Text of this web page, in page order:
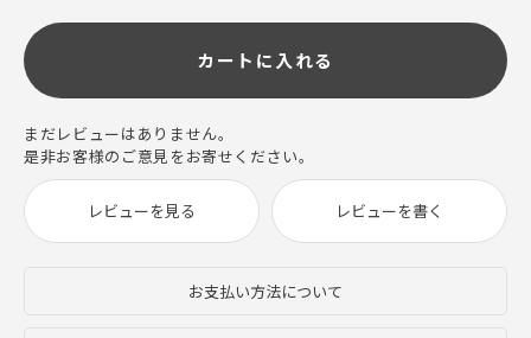
カートに入れる
まだレビューはありません。
是非お客様のご意見をお寄せください。
レビューを見る レビューを書く
お支払い方法について